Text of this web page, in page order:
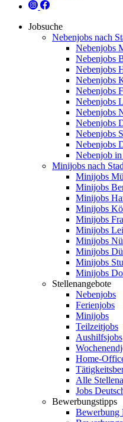
Jobsuche
Nebenjobs nach
Nebenjobs
Nebenjobs
Nebenjobs
Nebenjobs
Nebenjobs
Nebenjobs
Nebenjobs
Nebenjobs
Nebenjobs
Nebenjobs
Nebenjob
Minijobs nach
Minijobs
Minijobs
Minijobs
Minijobs
Minijobs
Minijobs
Minijobs
Minijobs
Minijobs
Minijobs
Stellenangebote
Nebenjobs
Ferienjobs
Minijobs
Teilzeitjobs
Aushilfsjobs
Home-
Alle
Jobs
Bewerbungstipps
Bewerbung